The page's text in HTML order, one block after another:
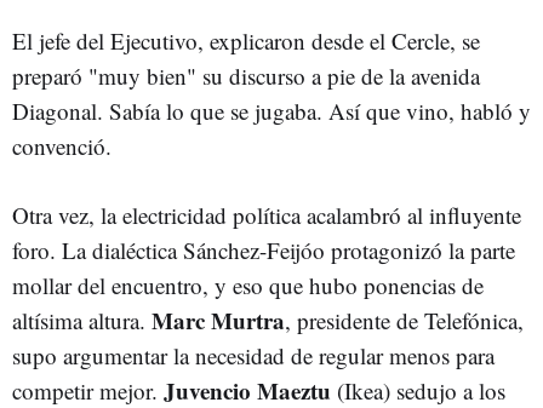
El jefe del Ejecutivo, explicaron desde el Cercle, se
preparó "muy bien" su discurso a pie de la avenida
Diagonal. Sabía lo que se jugaba. Así que vino, habló y
convenció.
Otra vez, la electricidad política acalambró al influyente
foro. La dialéctica Sánchez-Feijóo protagonizó la parte
mollar del encuentro, y eso que hubo ponencias de
altísima altura. Marc Murtra, presidente de Telefónica,
supo argumentar la necesidad de regular menos para
competir mejor. Juvencio Maeztu (Ikea) sedujo a los